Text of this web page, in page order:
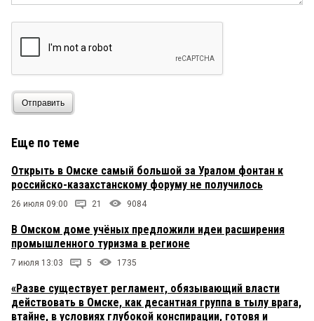
простой парень
если ничего не понимаю так я туда и не лезу -----
но мэр..губернатор просто обязаны быть
академиками архетектуры
почему тех кто застраивает свои участки возле
интересует общественное мнение?
Ванга 24 мая 2026 в 13:23:
продажам апартаментов в Омиро на Победы. Что
такие наивные?
ХОШЕЛЕПКОвских так просто не возьмешь!
Отправить
Еще по теме
Открыть в Омске самый большой за Уралом фонтан к
российско-казахстанскому форуму не получилось
26 июля 09:00 21 9084
В Омском доме учёных предложили идеи расширения
промышленного туризма в регионе
7 июля 13:03 5 1735
«Разве существует регламент, обязывающий власти
действовать в Омске, как десантная группа в тылу врага,
втайне, в условиях глубокой конспирации, готовя и